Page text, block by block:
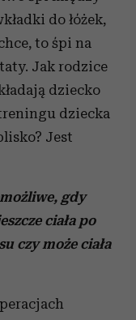
do łóżek,
to śpi na
Jak rodzice
dziecko
dziecka
Jest
gdy
ciała po
czy może ciała